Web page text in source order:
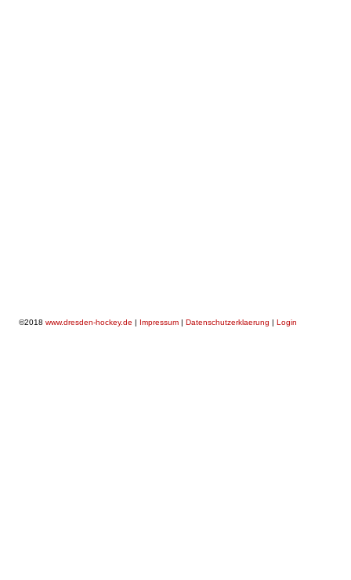
©2018 www.dresden-hockey.de | Impressum | Datenschutzerklaerung | Login